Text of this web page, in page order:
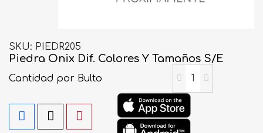
SKU PIEDR205
Piedra Onix Dif. Colores Y Tamaños S/E
Cantidad por Bulto